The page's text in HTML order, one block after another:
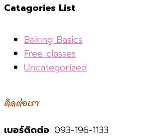
Catagories List
Baking Basics
Free classes
Uncategorized
ติดต่อเรา
เบอร์ติดต่อ: 093-196-1133